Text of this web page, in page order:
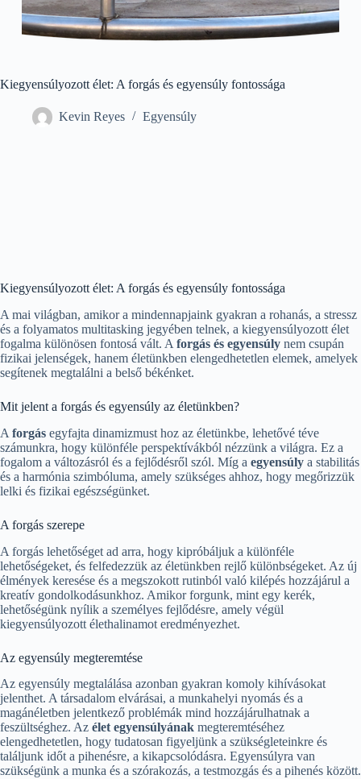
Kiegyensúlyozott élet: A forgás és egyensúly fontossága
Kevin Reyes Egyensúly
Kiegyensúlyozott élet: A forgás és egyensúly fontossága
A mai világban, amikor a mindennapjaink gyakran a rohanás, a stressz
és a folyamatos multitasking jegyében telnek, a kiegyensúlyozott élet
fogalma különösen fontosá vált. A forgás és egyensúly nem csupán
fizikai jelenségek, hanem életünkben elengedhetetlen elemek, amelyek
segítenek megtalálni a belső békénket.
Mit jelent a forgás és egyensúly az életünkben?
A forgás egyfajta dinamizmust hoz az életünkbe, lehetővé téve
számunkra, hogy különféle perspektívákból nézzünk a világra. Ez a
fogalom a változásról és a fejlődésről szól. Míg a egyensúly a stabilitás
és a harmónia szimbóluma, amely szükséges ahhoz, hogy megőrizzük
lelki és fizikai egészségünket.
A forgás szerepe
A forgás lehetőséget ad arra, hogy kipróbáljuk a különféle
lehetőségeket, és felfedezzük az életünkben rejlő különbségeket. Az új
élmények keresése és a megszokott rutinból való kilépés hozzájárul a
kreatív gondolkodásunkhoz. Amikor forgunk, mint egy kerék,
lehetőségünk nyílik a személyes fejlődésre, amely végül
kiegyensúlyozott élethalinamot eredményezhet.
Az egyensúly megteremtése
Az egyensúly megtalálása azonban gyakran komoly kihívásokat
jelenthet. A társadalom elvárásai, a munkahelyi nyomás és a
magánéletben jelentkező problémák mind hozzájárulhatnak a
feszültséghez. Az élet egyensúlyának megteremtéséhez
elengedhetetlen, hogy tudatosan figyeljünk a szükségleteinkre és
találjunk időt a pihenésre, a kikapcsolódásra. Egyensúlyra van
szükségünk a munka és a szórakozás, a testmozgás és a pihenés között.